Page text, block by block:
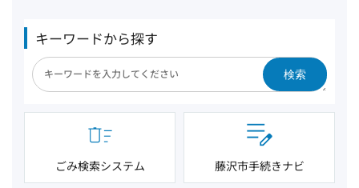
キーワードから探す
検索
ごみ検索システム 藤沢市手続きナビ